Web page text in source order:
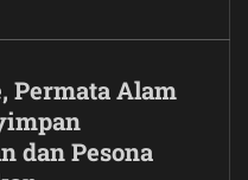
Permata Alam
dan Pesona